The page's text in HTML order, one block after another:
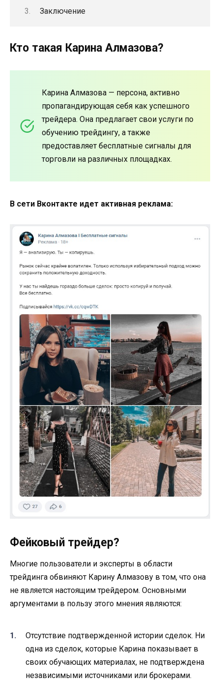
Заключение
Кто такая Карина Алмазова?
Карина Алмазова — персона, активно
пропагандирующая себя как успешного
трейдера. Она предлагает свои услуги по
обучению трейдингу, а также
предоставляет бесплатные сигналы для
торговли на различных площадках.
В сети Вконтакте идет активная реклама:
Фейковый трейдер?
Многие пользователи и эксперты в области
трейдинга обвиняют Карину Алмазову в том, что она
не является настоящим трейдером. Основными
аргументами в пользу этого мнения являются:
Отсутствие подтвержденной истории сделок. Ни
одна из сделок, которые Карина показывает в
своих обучающих материалах, не подтверждена
независимыми источниками или брокерами.